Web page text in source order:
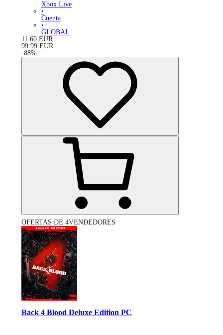
Xbox Live
•
Cuenta
•
GLOBAL
11.60 EUR
99.99 EUR
-88%
OFERTAS DE 4VENDEDORES
Back 4 Blood Deluxe Edition PC